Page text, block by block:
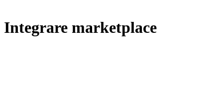
Integrare marketplace